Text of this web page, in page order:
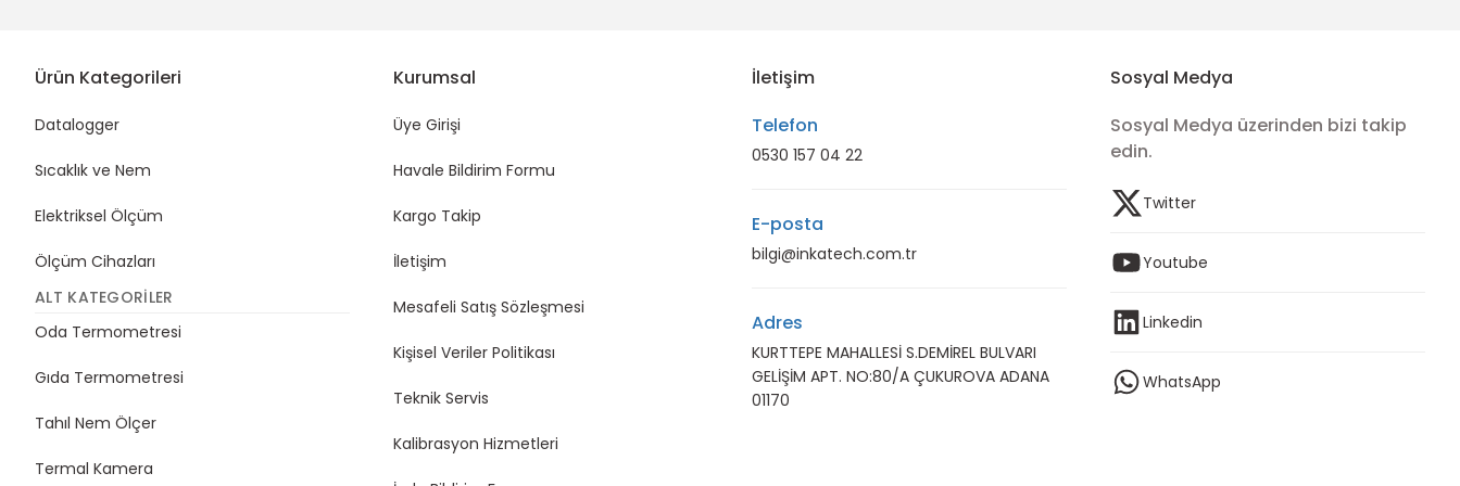
Ürün Kategorileri
Datalogger
Sıcaklık ve Nem
Elektriksel Ölçüm
Ölçüm Cihazları
ALT KATEGORILER
Oda Termometresi
Gıda Termometresi
Tahıl Nem Ölçer
Termal Kamera
Kurumsal
Üye Girişi
Havale Bildirim Formu
Kargo Takip
İletişim
Mesafeli Satış Sözleşmesi
Kişisel Veriler Politikası
Teknik Servis
Kalibrasyon Hizmetleri
İletişim
Telefon
0530 157 04 22
E-posta
bilgi@inkatech.com.tr
Adres
KURTTEPE MAHALLESİ S.DEMİREL BULVARI
GELİŞİM APT. NO:80/A ÇUKUROVA ADANA
01170
Sosyal Medya
Sosyal Medya üzerinden bizi takip
edin.
Twitter
Youtube
Linkedin
WhatsApp